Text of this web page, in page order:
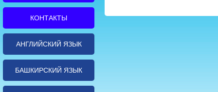
КОНТАКТЫ
АНГЛИЙСКИЙ ЯЗЫК
БАШКИРСКИЙ ЯЗЫК